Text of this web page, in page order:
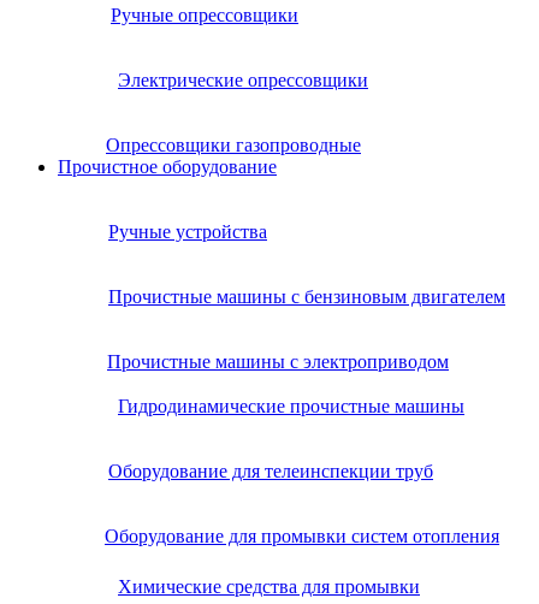
Ручные опрессовщики
Электрические опрессовщики
Опрессовщики газопроводные
Прочистное оборудование
Ручные устройства
Прочистные машины с бензиновым двигателем
Прочистные машины с электроприводом
Гидродинамические прочистные машины
Оборудование для телеинспекции труб
Оборудование для промывки систем отопления
Химические средства для промывки